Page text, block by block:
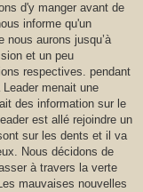
d'y manger avant de
informe qu'un
nous aurons jusqu’à
et un peu
respectives. pendant
menait une
des information sur le
est allé rejoindre un
sur les dents et il va
Nous décidons de
à travers la verte
mauvaises nouvelles